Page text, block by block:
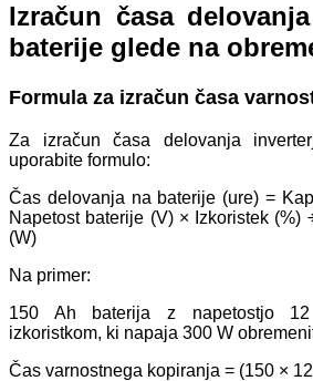
Izračun časa
baterije glede na
Formula za izračun časa
Za izračun časa delovanja
uporabite formulo:
Čas delovanja na baterije (ure) =
Napetost baterije (V) × Izkoristek (%)
(W)
Na primer:
150 Ah baterija z napetostjo
izkoristkom, ki napaja 300 W
Čas varnostnega kopiranja = (150 ×